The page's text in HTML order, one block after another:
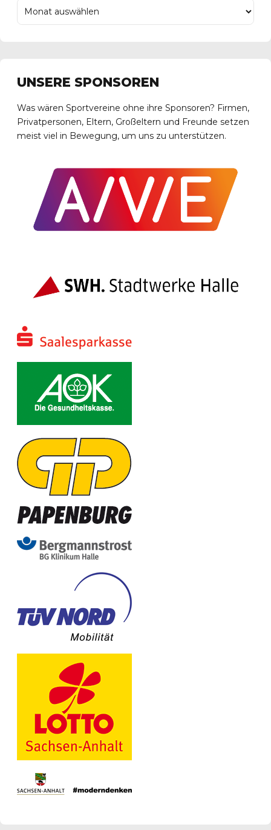
UNSERE SPONSOREN
Was wären Sportvereine ohne ihre Sponsoren? Firmen,
Privatpersonen, Eltern, Großeltern und Freunde setzen
meist viel in Bewegung, um uns zu unterstützen.